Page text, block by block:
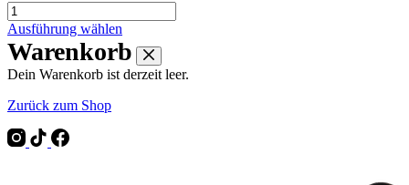
Junger
Ingwer
mit
Trieb
Menge
Ausführung wählen
Produkt
weist
mehrere
Warenkorb
Dein Warenkorb ist derzeit leer.
Zurück zum Shop